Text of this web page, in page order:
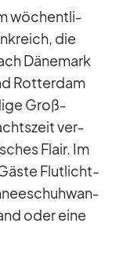
wö­chent­li­
die
Dä­ne­mark
Rot­ter­dam
Groß­
ver­
Flair. Im
Flut­licht-
oder eine